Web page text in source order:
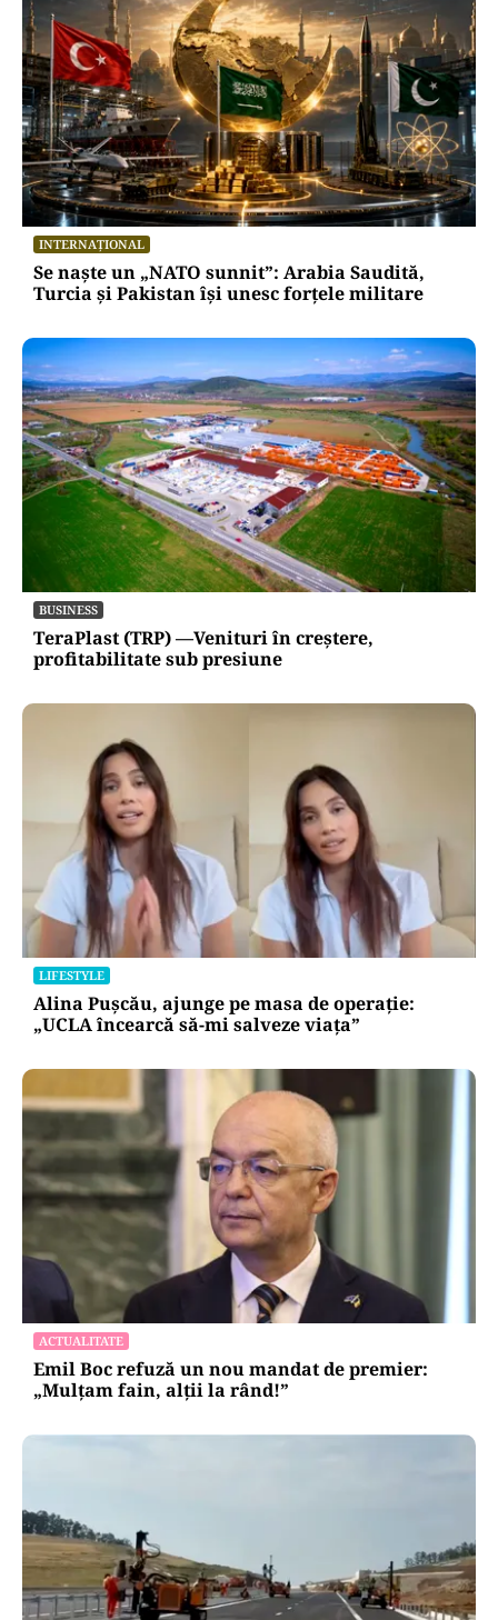
INTERNAȚIONAL
Se naște un „NATO sunnit”: Arabia Saudită,
Turcia și Pakistan își unesc forțele militare
BUSINESS
TeraPlast (TRP) —Venituri în creștere,
profitabilitate sub presiune
LIFESTYLE
Alina Pușcău, ajunge pe masa de operație:
„UCLA încearcă să-mi salveze viața”
ACTUALITATE
Emil Boc refuză un nou mandat de premier:
„Mulțam fain, alții la rând!”